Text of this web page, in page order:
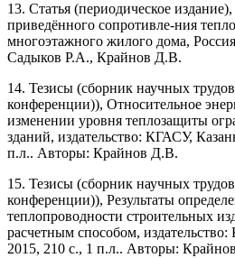
13. Статья (периодическое
приведённого сопротивле-ния
многоэтажного жилого дома,
Садыков Р.А., Крайнов Д.В.
14. Тезисы (сборник научных
конференции)), Относительное
изменении уровня теплозащиты
зданий, издательство: КГАСУ,
п.л.. Авторы: Крайнов Д.В.
15. Тезисы (сборник научных
конференции)), Результаты
теплопроводности строительных
расчетным способом,
2015, 210 с., 1 п.л.. Авторы: